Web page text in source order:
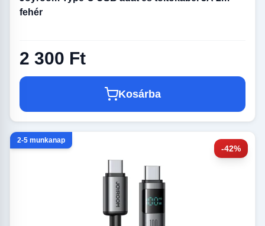
fehér
2 300 Ft
Kosárba
-42%
2-5 munkanap